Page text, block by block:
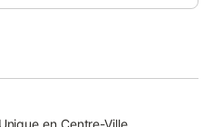
en Centre-Ville